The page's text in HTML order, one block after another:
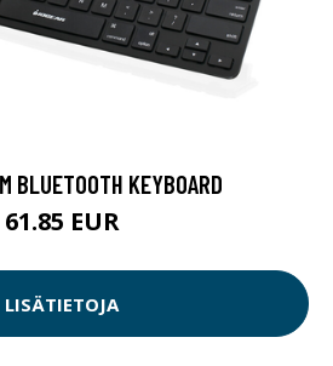
BLUETOOTH KEYBOARD
61.85 EUR
LISÄTIETOJA